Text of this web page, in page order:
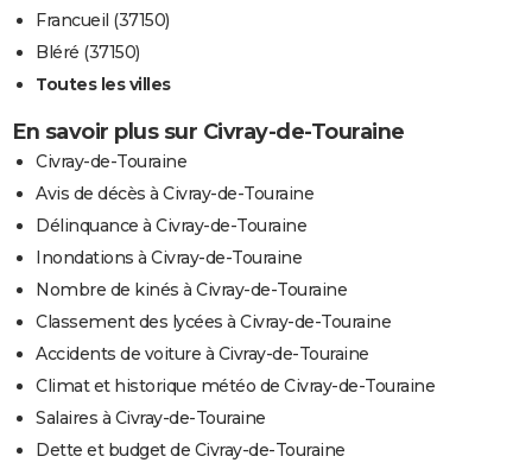
Francueil (37150)
Bléré (37150)
Toutes les villes
En savoir plus sur Civray-de-Touraine
Civray-de-Touraine
Avis de décès à Civray-de-Touraine
Délinquance à Civray-de-Touraine
Inondations à Civray-de-Touraine
Nombre de kinés à Civray-de-Touraine
Classement des lycées à Civray-de-Touraine
Accidents de voiture à Civray-de-Touraine
Climat et historique météo de Civray-de-Touraine
Salaires à Civray-de-Touraine
Dette et budget de Civray-de-Touraine